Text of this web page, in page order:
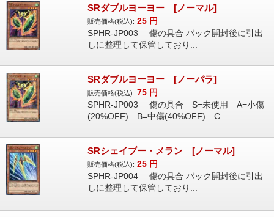
SRダブルヨーヨー [ノーマル]
販売価格(税込): 25 円
SPHR-JP003 傷の具合 パック開封後に引出
しに整理して保管しており...
SRダブルヨーヨー [ノーパラ]
販売価格(税込): 75 円
SPHR-JP003 傷の具合 S=未使用 A=小傷
(20%OFF) B=中傷(40%OFF) C...
SRシェイブー・メラン [ノーマル]
販売価格(税込): 25 円
SPHR-JP004 傷の具合 パック開封後に引出
しに整理して保管しており...